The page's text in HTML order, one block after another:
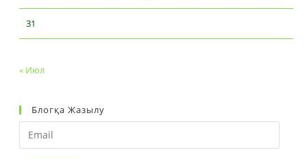
31
« Июл
Блогқа Жазылу
Email